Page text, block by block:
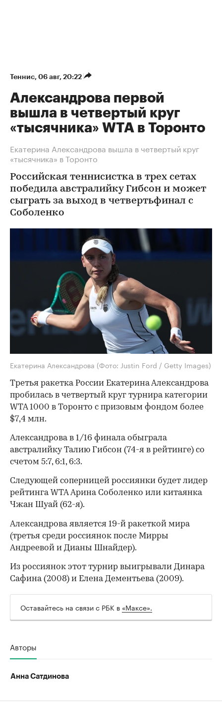
Теннис 06 авг, 20:22
Александрова первой
вышла в четвертый круг
«тысячника» WTA в Торонто
Екатерина Александрова вышла в четвертый круг
«тысячника» в Торонто
Российская теннисистка в трех сетах
победила австралийку Гибсон и может
сыграть за выход в четвертьфинал с
Соболенко
Екатерина Александрова (Фото: Justin Ford / Getty Images)
Третья ракетка России Екатерина Александрова
пробилась в четвертый круг турнира категории
WTA 1000 в Торонто с призовым фондом более
$7,4 млн.
Александрова в 1/16 финала обыграла
австралийку Талию Гибсон (74-я в рейтинге) со
счетом 5:7, 6:1, 6:3.
Следующей соперницей россиянки будет лидер
рейтинга WTA Арина Соболенко или китаянка
Чжан Шуай (62-я).
00:00 / 00:00
Александрова является 19-й ракеткой мира
(третья среди россиянок после Мирры
Андреевой и Дианы Шнайдер).
Из россиянок этот турнир выигрывали Динара
Сафина (2008) и Елена Дементьева (2009).
Оставайтесь на связи с РБК в «Максе».
Авторы
Анна Сатдинова